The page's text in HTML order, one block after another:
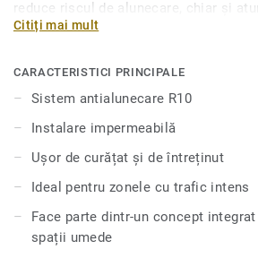
reduce riscul de alunecare, chiar și
sau stropită cu săpun. Și pentru a o
Safety Clean XP protejează împotriva
întreținerea pardoselii pentru
produse și accesorii ale colecţiei iQ
Citiți mai mult
CARACTERISTICI PRINCIPALE
Sistem antialunecare R10
Instalare impermeabilă
Ușor de curățat și de întreținut
Ideal pentru zonele cu trafic intens
Face parte dintr-un concept
spații umede